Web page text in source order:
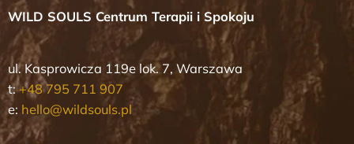
WILD SOULS Centrum Terapii i Spokoju
ul. Kasprowicza 119e lok. 7, Warszawa
t:+48 795 711 907
e: hello@wildsouls.pl